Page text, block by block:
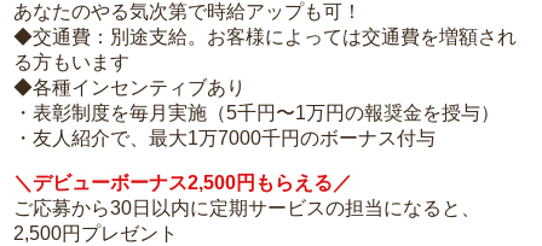
あなたのやる気次第で時給アップも可！
◆交通費：別途支給。お客様によっては交通費を増額され
る方もいます
◆各種インセンティブあり
・表彰制度を毎月実施（5千円〜1万円の報奨金を授与）
・友人紹介で、最大1万7000千円のボーナス付与
＼デビューボーナス2,500円もらえる／
ご応募から30日以内に定期サービスの担当になると、
2,500円プレゼント